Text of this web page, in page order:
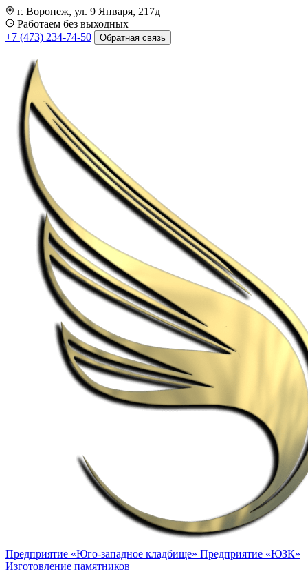
г. Воронеж, ул. 9 Января, 217д
Работаем без выходных
+7 (473) 234-74-50
Обратная связь
Предприятие «Юго-западное кладбище» Предприятие «ЮЗК»
Изготовление памятников